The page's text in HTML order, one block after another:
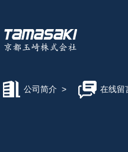
公司简介 > 在线留